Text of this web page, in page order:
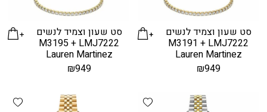
סט שעון וצמיד לנשים
M3191 + LMJ7222
Lauren Martinez
₪949
סט שעון וצמיד לנשים
M3195 + LMJ7222
Lauren Martinez
₪949
Add wishlist